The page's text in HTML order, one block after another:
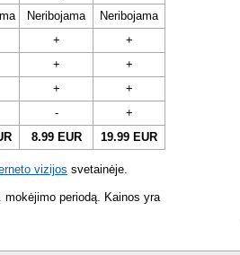
Neribojama
Neribojama
+
+
+
+
+
+
-
+
8.99 EUR 19.99 EUR
vizijos svetainėje.
periodą. Kainos yra